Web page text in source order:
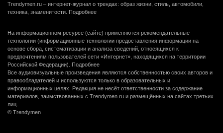
Trendymen.ru – интернет-журнал о трендах: образ жизни, стиль, автомобили,
техника, знаменитости. Подробнее
На информационном ресурсе (сайте) применяются рекомендательные
технологии (информационные технологии предоставления информации на
основе сбора, систематизации и анализа сведений, относящихся к
предпочтениям пользователей сети «Интернет», находящихся на территории
Российской Федерации). Подробнее
Все аудиовизуальные произведения являются собственностью своих авторов и
правообладателей и используются только в образовательных и
информационных целях. Редакция не несёт ответственности за содержание
материалов, заимствованных с Trendymen.ru и размещённых на сайтах третьих
лиц.
© Trendymen